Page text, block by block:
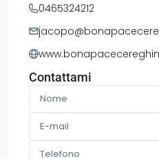
0465324212
Contattami